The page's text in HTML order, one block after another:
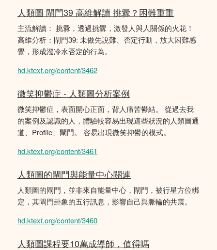
人類圖 閘門39 高維解讀 挑釁？困難重重
主流解讀： 挑釁，透過挑釁，激發人與人關係的火花！
高維分析：閘門39: 未做先說難、否定行動，放大困難感
覺，形成潑冷水否定的行為。
hd.ktext.org/content/3462
微笑抑鬱症 - 人類圖分析案例
微笑抑鬱症，表面開心正面，背人痛苦鬰結。 從過去我
的案例及認識的人，體驗較容易出現這些狀況的人類圖通
道、Profile、閘門。 容易出現微笑抑鬱的模式。
hd.ktext.org/content/3461
人類圖的閘門與能量中心關連
人類圖的閘門，並非來自能量中心，閘門，被行星方位綁
定，其閘門卦象的五行訊息，影響自己與脈輪的共震。
hd.ktext.org/content/3460
人類圖課程要10萬成導師，值得嗎